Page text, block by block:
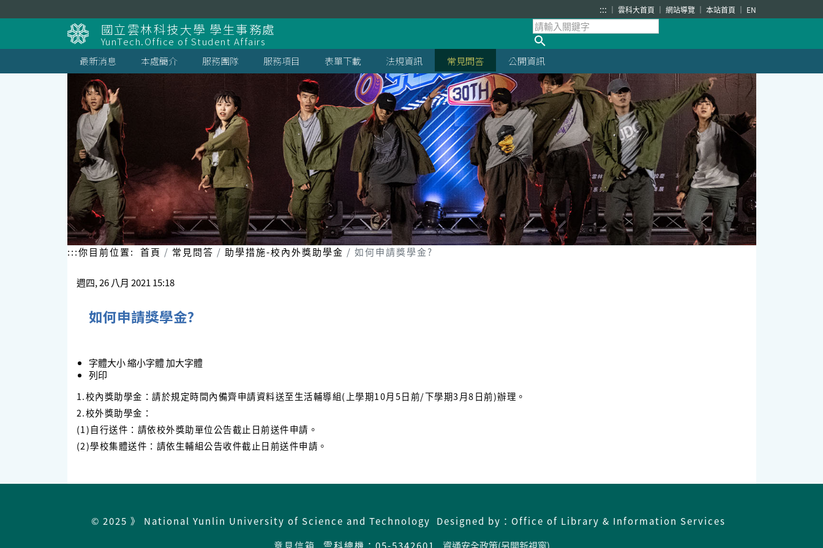
到
主
要
內
容
塊
::: 雲科大首頁 網站導覽 本站首頁 EN
國立雲林科技大學 學生事務處
YunTech.Office of Student Affairs
最新消息
本處簡介 服務團隊 服務項目 表單下載 法規資訊 常見問答 公開資訊
:::你目前位置: 首頁 常見問答 助學措施-校內外獎助學金 如何申請獎學金?
週四, 26 八月 2021 15:18
如何申請獎學金?
字體大小縮小字體加大字體
列印
1.校內獎助學金：請於規定時間內備齊申請資料送至生活輔導組(上學期10月5日前/下學期3月8日前)辦理。
2.校外獎助學金：
(1)自行送件：請依校外獎助單位公告截止日前送件申請。
(2)學校集體送件：請依生輔組公告收件截止日前送件申請。
© 2025 》 National Yunlin University of Science and Technology Designed by：Office of Library & Information Services
意見信箱
雲科總機：05-5342601 資通安全政策(另開新視窗)